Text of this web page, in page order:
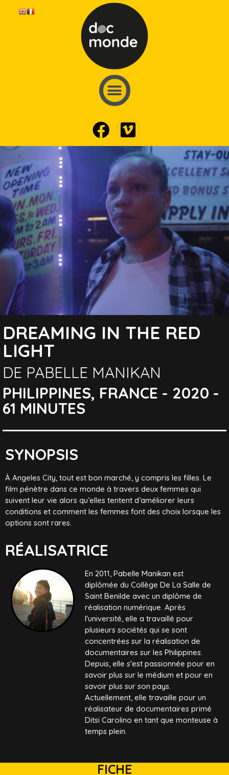
DREAMING IN THE RED
LIGHT
DE PABELLE MANIKAN
PHILIPPINES, FRANCE - 2020 -
61 MINUTES
SYNOPSIS
À Angeles City, tout est bon marché, y compris les filles. Le
film pénètre dans ce monde à travers deux femmes qui
suivent leur vie alors qu’elles tentent d’améliorer leurs
conditions et comment les femmes font des choix lorsque les
options sont rares.
RÉALISATRICE
En 2011, Pabelle Manikan est
diplômée du Collège De La Salle de
Saint Benilde avec un diplôme de
réalisation numérique. Après
l'université, elle a travaillé pour
plusieurs sociétés qui se sont
concentrées sur la réalisation de
documentaires sur les Philippines.
Depuis, elle s'est passionnée pour en
savoir plus sur le médium et pour en
savoir plus sur son pays.
Actuellement, elle travaille pour un
réalisateur de documentaires primé
Ditsi Carolino en tant que monteuse à
temps plein.
FICHE